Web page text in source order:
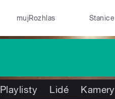
mujRozhlas Stanice
Playlisty Lidé Kamery